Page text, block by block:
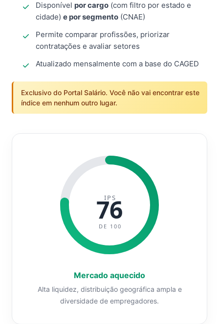
Disponível por cargo (com filtro por estado e
cidade) e por segmento (CNAE)
Permite comparar profissões, priorizar
contratações e avaliar setores
Atualizado mensalmente com a base do CAGED
Exclusivo do Portal Salário. Você não vai encontrar este
índice em nenhum outro lugar.
IPS
76
DE 100
Mercado aquecido
Alta liquidez, distribuição geográfica ampla e
diversidade de empregadores.